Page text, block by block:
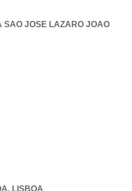
SAO JOSE LAZARO JOAO
, LISBOA